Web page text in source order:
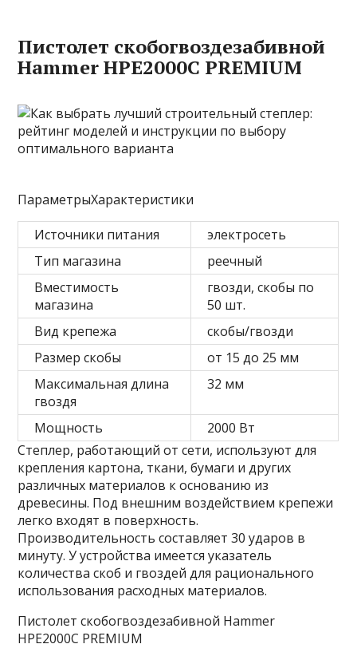
Пистолет скобогвоздезабивной
Hammer HPE2000C PREMIUM
ПараметрыХарактеристики
Источники питания
электросеть
Тип магазина
реечный
Вместимость
магазина
гвозди, скобы по
50 шт.
Вид крепежа
скобы/гвозди
Размер скобы
от 15 до 25 мм
Максимальная длина
гвоздя
32 мм
Мощность
2000 Вт
Степлер, работающий от сети, используют для
крепления картона, ткани, бумаги и других
различных материалов к основанию из
древесины. Под внешним воздействием крепежи
легко входят в поверхность.
Производительность составляет 30 ударов в
минуту. У устройства имеется указатель
количества скоб и гвоздей для рационального
использования расходных материалов.
Пистолет скобогвоздезабивной Hammer
HPE2000C PREMIUM